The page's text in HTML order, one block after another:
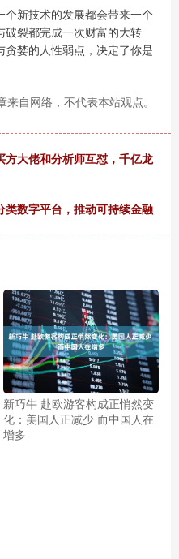
个新技术的发展都会带来一个
裂都完成一次财富的大转
婪的人性弱点，决定了你是
自网络，不代表本站观点。
方大佬和分析师互怼，千亿龙
数字平台，推动可持续金融
新巧牛 赴欧游客构成正悄然变
化：美国人正减少 而中国人在
增多